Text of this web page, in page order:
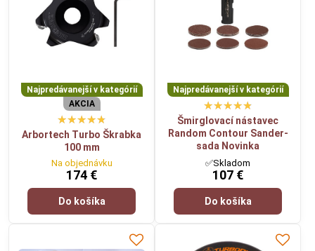
Najpredávanejší v kategórií
AKCIA
Arbortech Turbo Škrabka
100 mm
Na objednávku
174 €
Do košíka
Najpredávanejší v kategórií
Šmirglovací nástavec
Random Contour Sander-
sada Novinka
✅Skladom
107 €
Do košíka